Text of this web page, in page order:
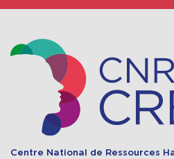
Centre National de Ressources